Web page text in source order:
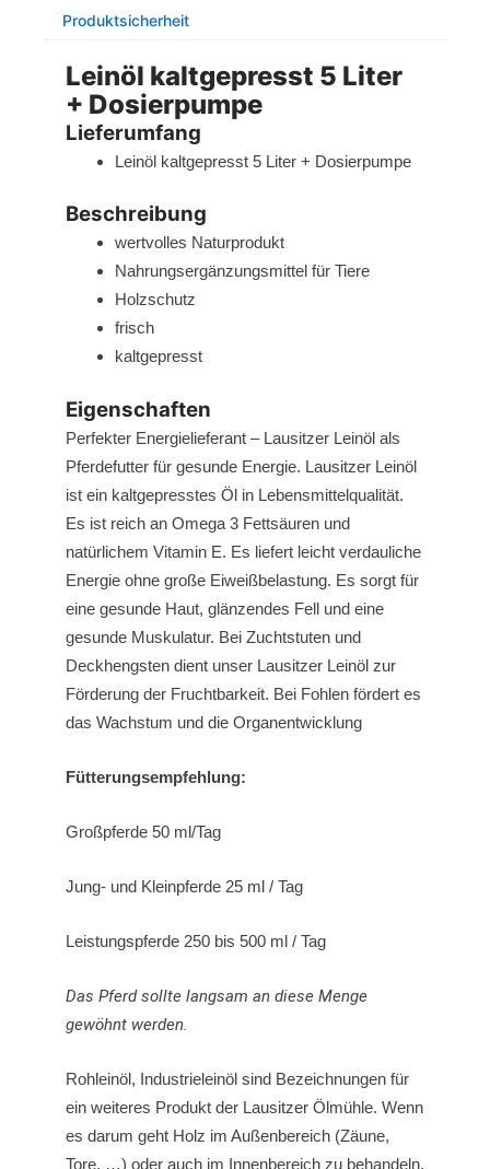
Menge
Produktsicherheit
Leinöl kaltgepresst 5 Liter
+ Dosierpumpe
Lieferumfang
Leinöl kaltgepresst 5 Liter + Dosierpumpe
Beschreibung
wertvolles Naturprodukt
Nahrungsergänzungsmittel für Tiere
Holzschutz
frisch
kaltgepresst
Eigenschaften
Perfekter Energielieferant – Lausitzer Leinöl als
Pferdefutter für gesunde Energie. Lausitzer Leinöl
ist ein kaltgepresstes Öl in Lebensmittelqualität.
Es ist reich an Omega 3 Fettsäuren und
natürlichem Vitamin E. Es liefert leicht verdauliche
Energie ohne große Eiweißbelastung. Es sorgt für
eine gesunde Haut, glänzendes Fell und eine
gesunde Muskulatur. Bei Zuchtstuten und
Deckhengsten dient unser Lausitzer Leinöl zur
Förderung der Fruchtbarkeit. Bei Fohlen fördert es
das Wachstum und die Organentwicklung
Fütterungsempfehlung:
Großpferde 50 ml/Tag
Jung- und Kleinpferde 25 ml / Tag
Leistungspferde 250 bis 500 ml / Tag
Das Pferd sollte langsam an diese Menge
gewöhnt werden.
Rohleinöl, Industrieleinöl sind Bezeichnungen für
ein weiteres Produkt der Lausitzer Ölmühle. Wenn
es darum geht Holz im Außenbereich (Zäune,
Tore, …) oder auch im Innenbereich zu behandeln,